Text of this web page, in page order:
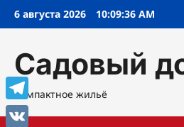
Перейти
6 августа 2026 10:09:38 AM
Садовый
Компактное жильё
Telegram